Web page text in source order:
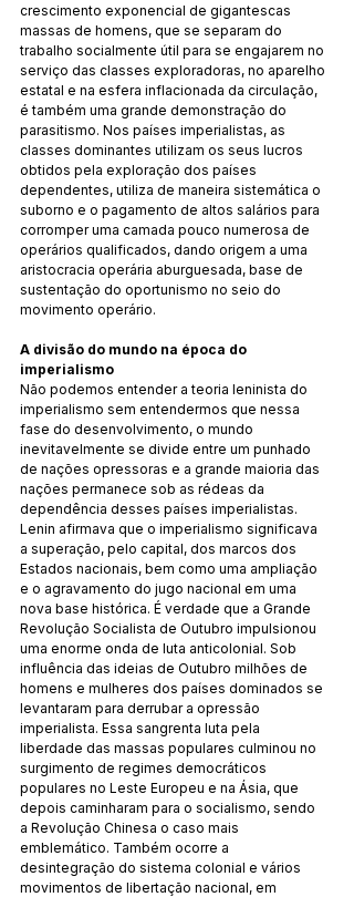
crescimento exponencial de gigantescas
massas de homens, que se separam do
trabalho socialmente útil para se engajarem no
serviço das classes exploradoras, no aparelho
estatal e na esfera inflacionada da circulação,
é também uma grande demonstração do
parasitismo. Nos países imperialistas, as
classes dominantes utilizam os seus lucros
obtidos pela exploração dos países
dependentes, utiliza de maneira sistemática o
suborno e o pagamento de altos salários para
corromper uma camada pouco numerosa de
operários qualificados, dando origem a uma
aristocracia operária aburguesada, base de
sustentação do oportunismo no seio do
movimento operário.
A divisão do mundo na época do
imperialismo
Não podemos entender a teoria leninista do
imperialismo sem entendermos que nessa
fase do desenvolvimento, o mundo
inevitavelmente se divide entre um punhado
de nações opressoras e a grande maioria das
nações permanece sob as rédeas da
dependência desses países imperialistas.
Lenin afirmava que o imperialismo significava
a superação, pelo capital, dos marcos dos
Estados nacionais, bem como uma ampliação
e o agravamento do jugo nacional em uma
nova base histórica. É verdade que a Grande
Revolução Socialista de Outubro impulsionou
uma enorme onda de luta anticolonial. Sob
influência das ideias de Outubro milhões de
homens e mulheres dos países dominados se
levantaram para derrubar a opressão
imperialista. Essa sangrenta luta pela
liberdade das massas populares culminou no
surgimento de regimes democráticos
populares no Leste Europeu e na Ásia, que
depois caminharam para o socialismo, sendo
a Revolução Chinesa o caso mais
emblemático. Também ocorre a
desintegração do sistema colonial e vários
movimentos de libertação nacional, em